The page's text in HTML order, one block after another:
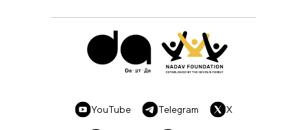
YouTube Telegram X